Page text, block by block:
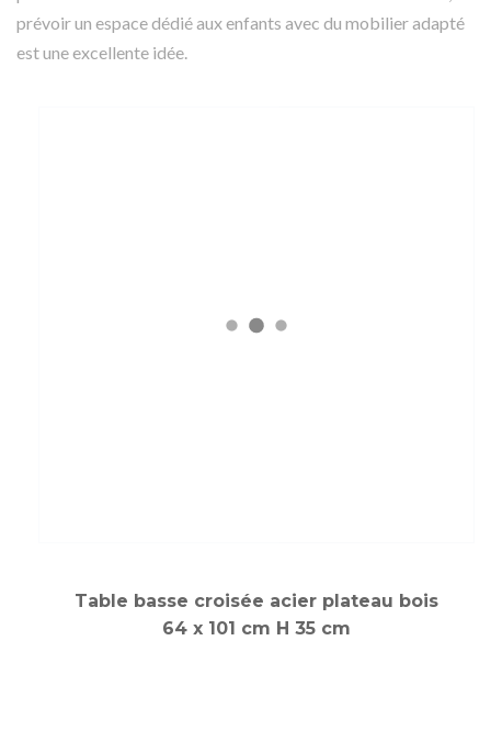
prévoir un espace dédié aux enfants avec du mobilier adapté
est une excellente idée.
Table basse croisée acier plateau bois
64 x 101 cm H 35 cm